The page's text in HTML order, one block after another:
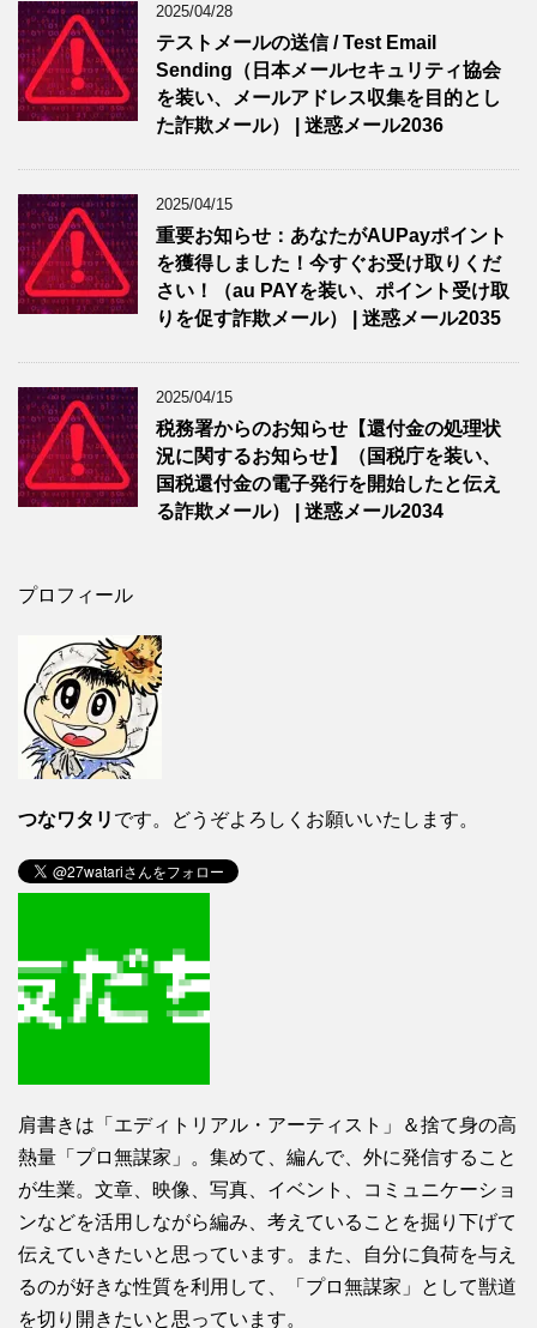
2025/04/28
テストメールの送信 / Test Email
Sending（日本メールセキュリティ協会
を装い、メールアドレス収集を目的とし
た詐欺メール） | 迷惑メール2036
2025/04/15
重要お知らせ：あなたがAUPayポイント
を獲得しました！今すぐお受け取りくだ
さい！（au PAYを装い、ポイント受け取
りを促す詐欺メール） | 迷惑メール2035
2025/04/15
税務署からのお知らせ【還付金の処理状
況に関するお知らせ】（国税庁を装い、
国税還付金の電子発行を開始したと伝え
る詐欺メール） | 迷惑メール2034
プロフィール
つなワタリ です。どうぞよろしくお願いいたします。
肩書きは「エディトリアル・アーティスト」＆捨て身の高
熱量「プロ無謀家」。集めて、編んで、外に発信すること
が生業。文章、映像、写真、イベント、コミュニケーショ
ンなどを活用しながら編み、考えていることを掘り下げて
伝えていきたいと思っています。また、自分に負荷を与え
るのが好きな性質を利用して、「プロ無謀家」として獣道
を切り開きたいと思っています。